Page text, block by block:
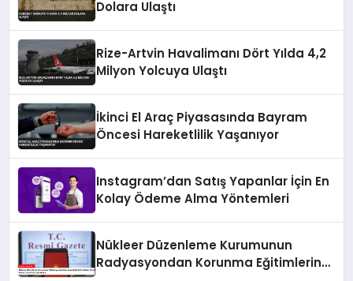
Dolara Ulaştı
Rize-Artvin Havalimanı Dört Yılda 4,2
Milyon Yolcuya Ulaştı
İkinci El Araç Piyasasında Bayram
Öncesi Hareketlilik Yaşanıyor
Instagram’dan Satış Yapanlar İçin En
Kolay Ödeme Alma Yöntemleri
Nükleer Düzenleme Kurumunun
Radyasyondan Korunma Eğitimlerine